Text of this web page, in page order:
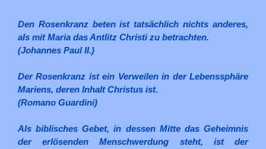
Den Rosenkranz beten ist tatsächlich nichts anderes,
als mit Maria das Antlitz Christi zu betrachten.
(Johannes Paul II.)
Der Rosenkranz ist ein Verweilen in der Lebenssphäre
Mariens, deren Inhalt Christus ist.
(Romano Guardini)
Als biblisches Gebet, in dessen Mitte das Geheimnis
der erlösenden Menschwerdung steht, ist der